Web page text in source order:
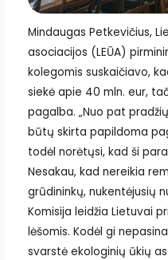
Mindaugas Petkevičius,
asociacijos (LEŪA)
kolegomis suskaičiavo,
siekė apie 40 mln. eur,
pagalba. „Nuo pat
būtų skirta papildoma
todėl norėtųsi, kad ši
Nesakau, kad nereikia
grūdininkų, nukentėjusių
Komisija leidžia Lietuvai
lėšomis. Kodėl gi
svarstė ekologinių ūkių